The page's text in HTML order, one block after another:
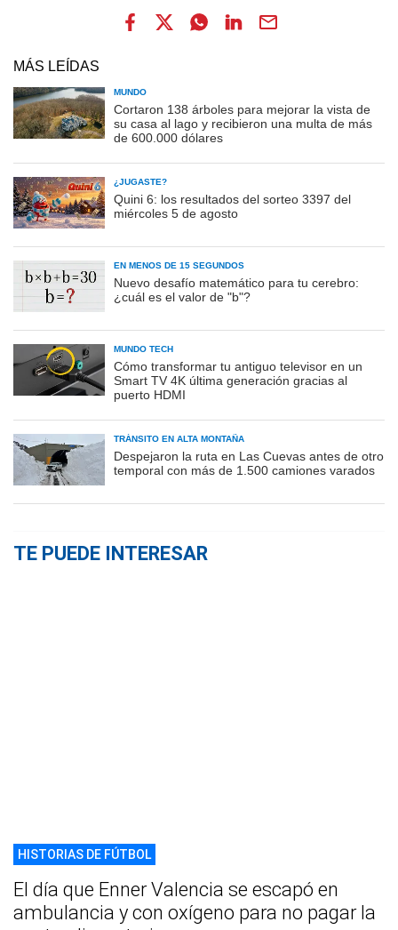
MÁS LEÍDAS
MUNDO
Cortaron 138 árboles para mejorar la vista de
su casa al lago y recibieron una multa de más
de 600.000 dólares
¿JUGASTE?
Quini 6: los resultados del sorteo 3397 del
miércoles 5 de agosto
EN MENOS DE 15 SEGUNDOS
Nuevo desafío matemático para tu cerebro:
¿cuál es el valor de "b"?
MUNDO TECH
Cómo transformar tu antiguo televisor en un
Smart TV 4K última generación gracias al
puerto HDMI
TRÁNSITO EN ALTA MONTAÑA
Despejaron la ruta en Las Cuevas antes de otro
temporal con más de 1.500 camiones varados
TE PUEDE INTERESAR
HISTORIAS DE FÚTBOL
El día que Enner Valencia se escapó en
ambulancia y con oxígeno para no pagar la